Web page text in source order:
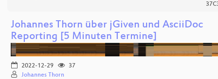
Johannes Thorn über jGiven und AsciiDoc
Reporting [5 Minuten Termine]
2022-12-29
37
Johannes Thorn